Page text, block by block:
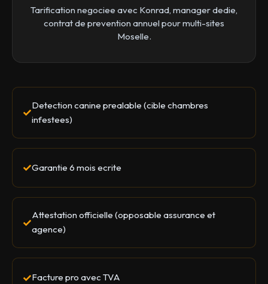
Tarification negociee avec Konrad, manager dedie,
contrat de prevention annuel pour multi-sites
Moselle.
Detection canine prealable (cible chambres
infestees)
Garantie 6 mois ecrite
Attestation officielle (opposable assurance et
agence)
Facture pro avec TVA